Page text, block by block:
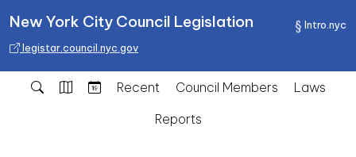
Intro.nyc
New York City Council Legislation
legistar.council.nyc.gov
Recent Council Members
Laws
Reports